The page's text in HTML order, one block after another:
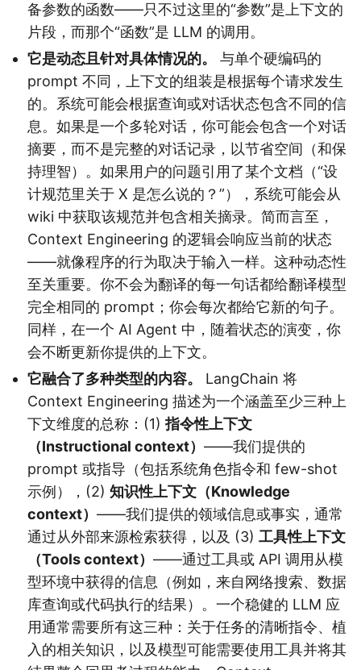
备参数的函数——只不过这里的“参数”是上下文的
片段，而那个“函数”是 LLM 的调用。
它是动态且针对具体情况的。
与单个硬编码的
prompt 不同，上下文的组装是根据每个请求发生
的。系统可能会根据查询或对话状态包含不同的信
息。如果是一个多轮对话，你可能会包含一个对话
摘要，而不是完整的对话记录，以节省空间（和保
持理智）。如果用户的问题引用了某个文档（“设
计规范里关于 X 是怎么说的？”），系统可能会从
wiki 中获取该规范并包含相关摘录。简而言至，
Context Engineering 的逻辑会响应当前的状态
——就像程序的行为取决于输入一样。这种动态性
至关重要。你不会为翻译的每一句话都给翻译模型
完全相同的 prompt；你会每次都给它新的句子。
同样，在一个 AI Agent 中，随着状态的演变，你
会不断更新你提供的上下文。
它融合了多种类型的内容。
LangChain 将
Context Engineering 描述为一个涵盖至少三种上
下文维度的总称：(1)指令性上下文
（Instructional context） ——我们提供的
prompt 或指导（包括系统角色指令和 few-shot
示例），(2) 知识性上下文（Knowledge
context） ——我们提供的领域信息或事实，通常
通过从外部来源检索获得，以及 (3) 工具性上下文
（Tools context） ——通过工具或 API 调用从模
型环境中获得的信息（例如，来自网络搜索、数据
库查询或代码执行的结果）。一个稳健的 LLM 应
用通常需要所有这三种：关于任务的清晰指令、植
入的相关知识，以及模型可能需要使用工具并将其